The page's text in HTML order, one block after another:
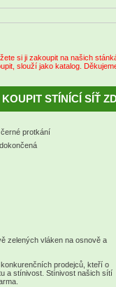
si ji zakoupit na našich
slouží jako katalog.
KOUPIT STÍNÍCÍ SÍŤ
protkání
zelených vláken na osnově a
prodejců, kteří o
a stínivost. Stínivost našich sítí